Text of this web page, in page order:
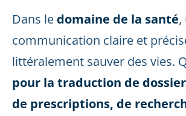
Dans le domaine de la santé,
communication claire et
littéralement sauver des vies.
pour la traduction de
de prescriptions, de